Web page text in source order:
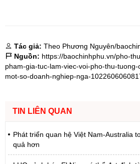
Tác giả: Theo Phương Nguyên/
Nguồn: https://baochinhphu.vn/pho-
pham-gia-tuc-lam-viec-voi-pho-thu-
mot-so-doanh-nghiep-nga-
TIN LIÊN QUAN
Phát triển quan hệ Việt Nam-Australia
quả hơn